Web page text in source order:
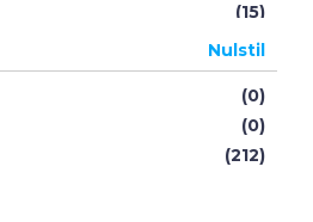
(15)
Nulstil
(0)
(0)
(212)